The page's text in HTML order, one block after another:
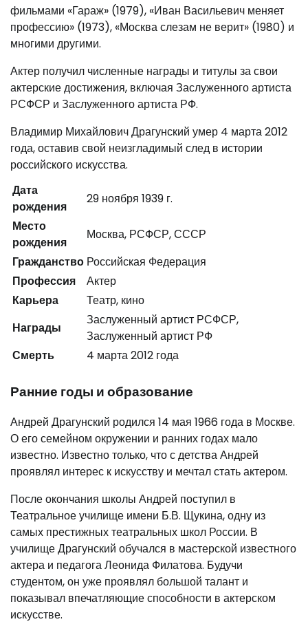
фильмами «Гараж» (1979), «Иван Васильевич меняет
профессию» (1973), «Москва слезам не верит» (1980) и
многими другими.
Актер получил численные награды и титулы за свои
актерские достижения, включая Заслуженного артиста
РСФСР и Заслуженного артиста РФ.
Владимир Михайлович Драгунский умер 4 марта 2012
года, оставив свой неизгладимый след в истории
российского искусства.
Дата
рождения
29 ноября 1939 г.
Место
рождения
Москва, РСФСР, СССР
Гражданство Российская Федерация
Профессия
Актер
Карьера
Театр, кино
Награды
Заслуженный артист РСФСР,
Заслуженный артист РФ
Смерть
4 марта 2012 года
Ранние годы и образование
Андрей Драгунский родился 14 мая 1966 года в Москве.
О его семейном окружении и ранних годах мало
известно. Известно только, что с детства Андрей
проявлял интерес к искусству и мечтал стать актером.
После окончания школы Андрей поступил в
Театральное училище имени Б.В. Щукина, одну из
самых престижных театральных школ России. В
училище Драгунский обучался в мастерской известного
актера и педагога Леонида Филатова. Будучи
студентом, он уже проявлял большой талант и
показывал впечатляющие способности в актерском
искусстве.